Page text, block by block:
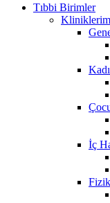
Tıbbi Birimler
İç